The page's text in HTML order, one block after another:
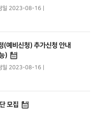
일 2023-08-16 |
예비신청) 추가신청 안내
)
일 2023-08-16 |
모집